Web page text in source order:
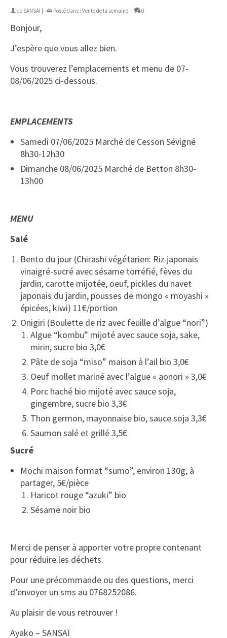
de SANSAÏ | Posté dans : Vente de la semaine | 0
Bonjour,
J’espère que vous allez bien.
Vous trouverez l’emplacements et menu de 07-
08/06/2025 ci-dessous.
EMPLACEMENTS
Samedi 07/06/2025 Marché de Cesson Sévigné
8h30-12h30
Dimanche 08/06/2025 Marché de Betton 8h30-
13h00
MENU
Salé
Bento du jour (Chirashi végétarien: Riz japonais
vinaigré-sucré avec sésame torréfié, fèves du
jardin, carotte mijotée, oeuf, pickles du navet
japonais du jardin, pousses de mongo « moyashi »
épicées, kiwi) 11€/portion
Onigiri (Boulette de riz avec feuille d’algue “nori”)
Algue “kombu” mijoté avec sauce soja, sake,
mirin, sucre bio 3,0€
Pâte de soja “miso” maison à l’ail bio 3,0€
Oeuf mollet mariné avec l’algue « aonori » 3,0€
Porc haché bio mijoté avec sauce soja,
gingembre, sucre bio 3,3€
Thon germon, mayonnaise bio, sauce soja 3,3€
Saumon salé et grillé 3,5€
Sucré
Mochi maison format “sumo”, environ 130g, à
partager, 5€/pièce
Haricot rouge “azuki” bio
Sésame noir bio
Merci de penser à apporter votre propre contenant
pour réduire les déchets.
Pour une précommande ou des questions, merci
d’envoyer un sms au 0768252086.
Au plaisir de vous retrouver !
Ayako – SANSAÏ